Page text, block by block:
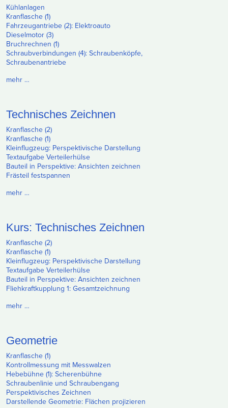
Kühlanlagen
Kranflasche (1)
Fahrzeugantriebe (2): Elektroauto
Dieselmotor (3)
Bruchrechnen (1)
Schraubverbindungen (4): Schraubenköpfe,
Schraubenantriebe
mehr …
Technisches Zeichnen
Kranflasche (2)
Kranflasche (1)
Kleinflugzeug: Perspektivische Darstellung
Textaufgabe Verteilerhülse
Bauteil in Perspektive: Ansichten zeichnen
Frästeil festspannen
mehr …
Kurs: Technisches Zeichnen
Kranflasche (2)
Kranflasche (1)
Kleinflugzeug: Perspektivische Darstellung
Textaufgabe Verteilerhülse
Bauteil in Perspektive: Ansichten zeichnen
Fliehkraftkupplung 1: Gesamtzeichnung
mehr …
Geometrie
Kranflasche (1)
Kontrollmessung mit Messwalzen
Hebebühne (1): Scherenbühne
Schraubenlinie und Schraubengang
Perspektivisches Zeichnen
Darstellende Geometrie: Flächen projizieren